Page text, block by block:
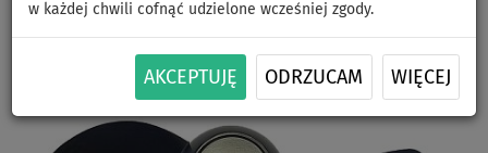
w każdej chwili cofnąć udzielone wcześniej zgody.
AKCEPTUJĘ ODRZUCAM WIĘCEJ